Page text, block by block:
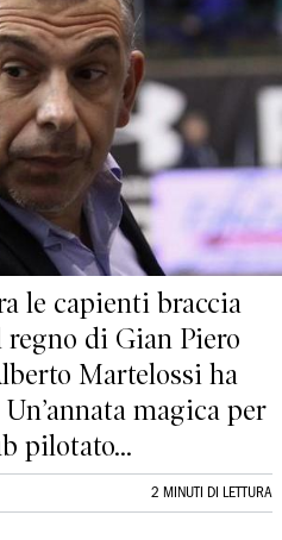
le capienti braccia
regno di Gian Piero
Martelossi ha
magica per
pilotato...
2 MINUTI DI LETTURA